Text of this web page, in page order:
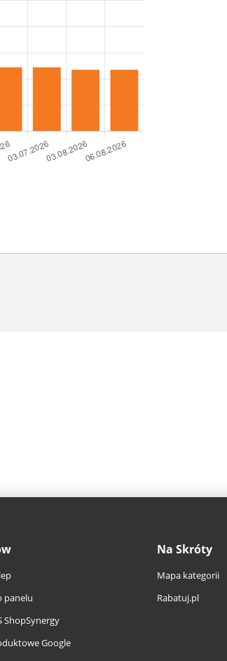
panelu
ShopSynergy
Google
Na Skróty
Mapa kategorii
Rabatuj.pl